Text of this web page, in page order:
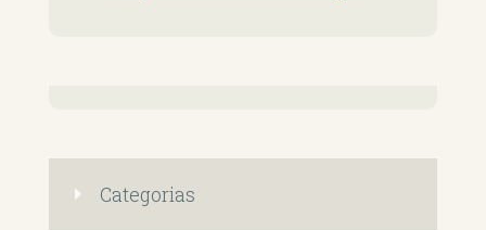
Categorias